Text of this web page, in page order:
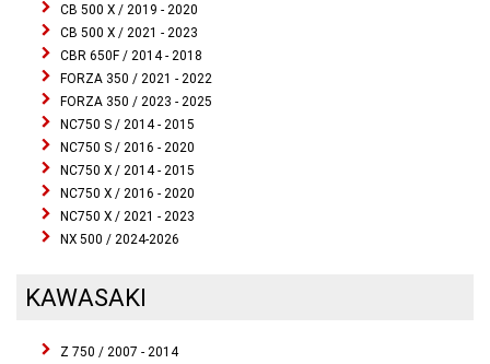
CB 500 X / 2019 - 2020
CB 500 X / 2021 - 2023
CBR 650F / 2014 - 2018
FORZA 350 / 2021 - 2022
FORZA 350 / 2023 - 2025
NC750 S / 2014 - 2015
NC750 S / 2016 - 2020
NC750 X / 2014 - 2015
NC750 X / 2016 - 2020
NC750 X / 2021 - 2023
NX 500 / 2024-2026
KAWASAKI
Z 750 / 2007 - 2014